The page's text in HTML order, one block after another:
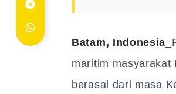
Batam, Indonesia
maritim masyarakat
berasal dari masa